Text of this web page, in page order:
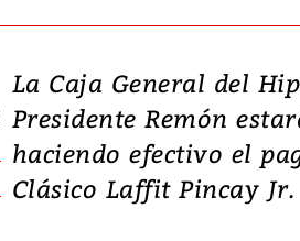
La Caja General del
Presidente Remón
haciendo efectivo el
Clásico Laffit Pincay Jr.
Video, Japón:
deja heridos y
daños en